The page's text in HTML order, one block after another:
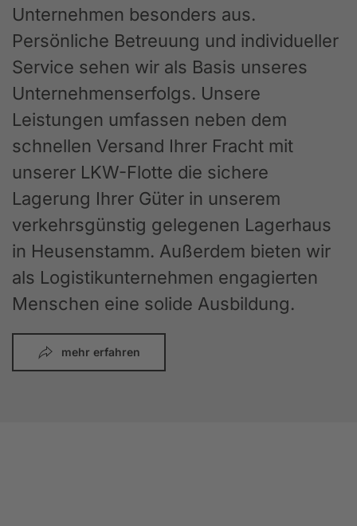
Unternehmen besonders aus.
Persönliche Betreuung und individueller
Service sehen wir als Basis unseres
Unternehmenserfolgs. Unsere
Leistungen umfassen neben dem
schnellen Versand Ihrer Fracht mit
unserer LKW-Flotte die sichere
Lagerung Ihrer Güter in unserem
verkehrsgünstig gelegenen Lagerhaus
in Heusenstamm. Außerdem bieten wir
als Logistikunternehmen engagierten
Menschen eine solide Ausbildung.
mehr erfahren